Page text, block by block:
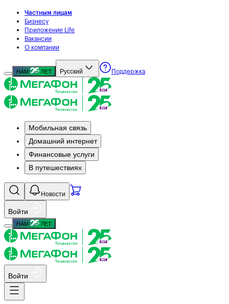
Частным лицам
Бизнесу
Приложение Life
Вакансии
О компании
НАМ ЛЕТ Русский Поддержка
Мобильная связь
Домашний интернет
Финансовые услуги
В путешествиях
Новости
Войти
НАМ ЛЕТ
Войти